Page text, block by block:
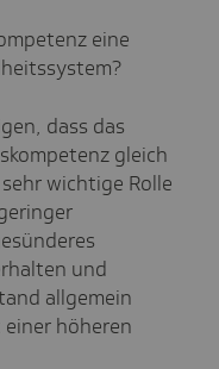
eine
dass das
gleich
wichtige Rolle
und
allgemein
höheren